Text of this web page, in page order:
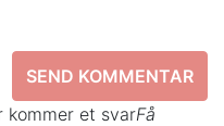
kommer et svarFå